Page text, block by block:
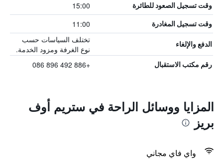
وقت تسجيل الصعود للطائرة 15:00
وقت تسجيل المغادرة 11:00
الدفع والإلغاء
تختلف السياسات حسب
نوع الغرفة ومزود الخدمة.
رقم مكتب الاستقبال +886 492 896 086
المزايا ووسائل الراحة في ستريم أوف
بريز
واي فاي مجاني